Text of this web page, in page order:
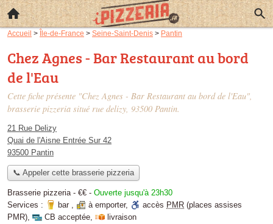
Accueil > Île-de-France > Seine-Saint-Denis > Pantin
Chez Agnes - Bar Restaurant au bord
de l'Eau
Cette fiche présente "Chez Agnes - Bar Restaurant au bord de l'Eau",
brasserie pizzeria situé rue delizy, 93500 Pantin.
21 Rue Delizy
Quai de l'Aisne Entrée Sur 42
93500 Pantin
📞 Appeler cette brasserie pizzeria
Brasserie pizzeria - €€ - Ouverte jusqu'à 23h30
Services :
bar , à emporter, accès PMR (places assises
PMR), CB acceptée,
livraison